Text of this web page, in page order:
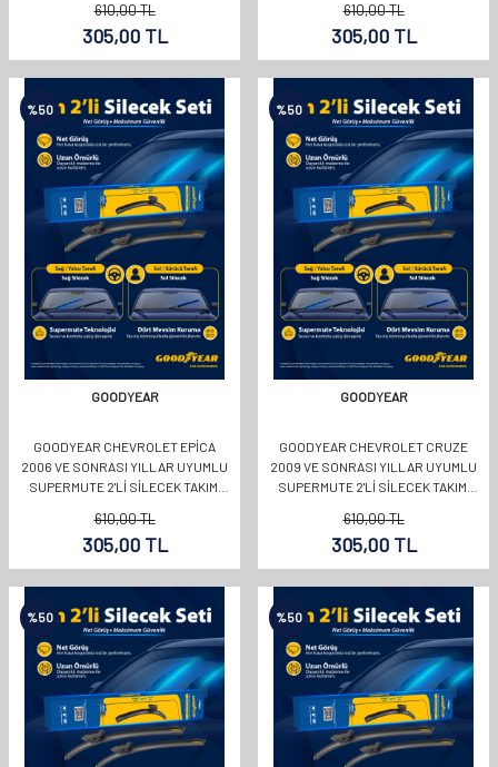
610,00TL
305,00TL
610,00TL
305,00TL
%50
GOODYEAR
GOODYEAR CHEVROLET EPICA
2006 VE SONRASI YILLAR UYUMLU
SUPERMUTE 2'LI SILECEK TAKIMI
610,00TL
305,00TL
%50
GOODYEAR
GOODYEAR CHEVROLET CRUZE
2009 VE SONRASI YILLAR UYUMLU
SUPERMUTE 2'LI SILECEK TAKIMI
610,00TL
305,00TL
%50 %50